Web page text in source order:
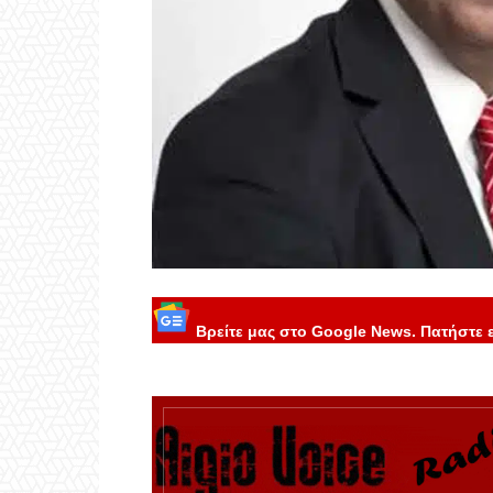
Βρείτε μας στο Google News. Πατήστε